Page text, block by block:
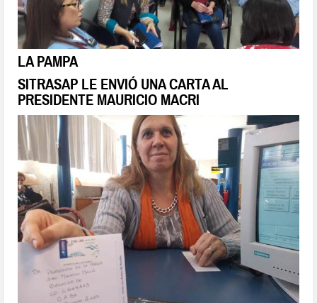
LA PAMPA
SITRASAP LE ENVIÓ UNA CARTA AL
PRESIDENTE MAURICIO MACRI